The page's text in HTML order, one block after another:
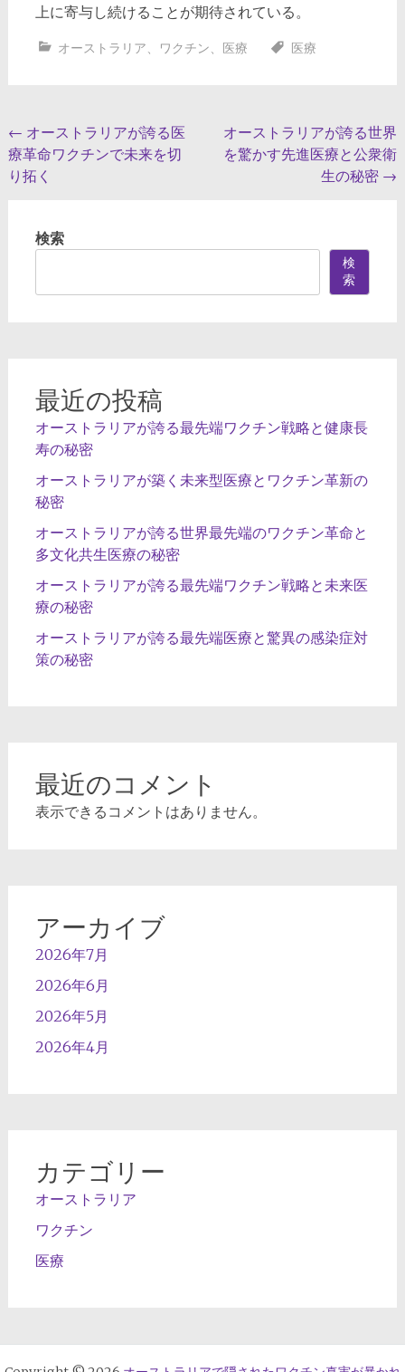
上に寄与し続けることが期待されている。
オーストラリア、 ワクチン、 医療 医療
投
稿
ナ
← オーストラリアが誇る医
療革命ワクチンで未来を切
り拓く
オーストラリアが誇る世界
を驚かす先進医療と公衆衛
生の秘密 →
検索
検
索
最近の投稿
オーストラリアが誇る最先端ワクチン戦略と健康長
寿の秘密
オーストラリアが築く未来型医療とワクチン革新の
秘密
オーストラリアが誇る世界最先端のワクチン革命と
多文化共生医療の秘密
オーストラリアが誇る最先端ワクチン戦略と未来医
療の秘密
オーストラリアが誇る最先端医療と驚異の感染症対
策の秘密
最近のコメント
表示できるコメントはありません。
アーカイブ
2026年7月
2026年6月
2026年5月
2026年4月
カテゴリー
オーストラリア
ワクチン
医療